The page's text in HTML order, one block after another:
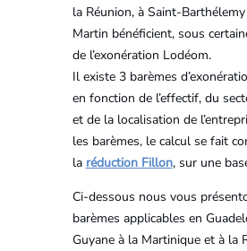
la Réunion, à Saint-
Martin bénéficient, sous
de l’exonération Lodéom.
Il existe 3 barèmes
en fonction de l’effectif, du
et de la localisation de
les barèmes, le calcul se fait
la réduction Fillon, sur une
Ci-dessous nous vous
barèmes applicables en
Guyane à la Martinique et à la